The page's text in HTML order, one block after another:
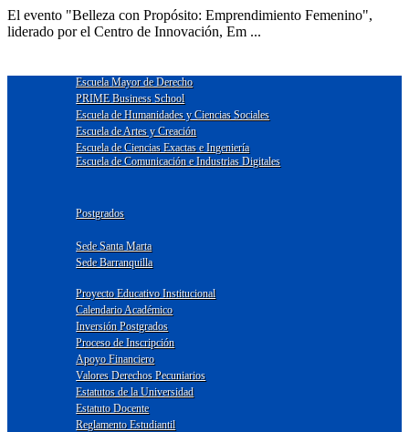
El evento "Belleza con Propósito: Emprendimiento Femenino",
liderado por el Centro de Innovación, Em ...
Escuela Mayor de Derecho
PRIME Business School
Escuela de Humanidades y Ciencias Sociales
Escuela de Artes y Creación
Escuela de Ciencias Exactas e Ingeniería
Escuela de Comunicación e Industrias Digitales
Postgrados
Sede Santa Marta
Sede Barranquilla
Proyecto Educativo Institucional
Calendario Académico
Inversión Postgrados
Proceso de Inscripción
Apoyo Financiero
Valores Derechos Pecuniarios
Estatutos de la Universidad
Estatuto Docente
Reglamento Estudiantil